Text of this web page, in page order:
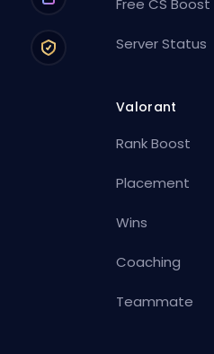
Server Status
Valorant
Rank Boost
Placement
Wins
Coaching
Teammate